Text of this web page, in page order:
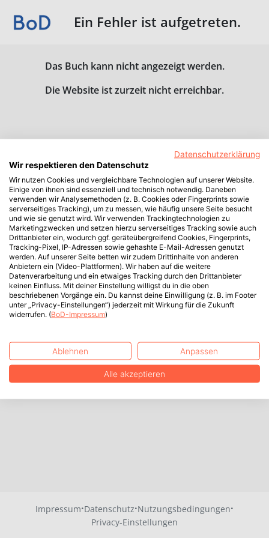
Ein Fehler ist aufgetreten.
Das Buch kann nicht angezeigt werden.
Die Website ist zurzeit nicht erreichbar.
Impressum·Datenschutz·Nutzungsbedingungen·
Privacy-Einstellungen
Datenschutzerklärung
Wir respektieren den Datenschutz
Wir nutzen Cookies und vergleichbare Technologien auf unserer Website.
Einige von ihnen sind essenziell und technisch notwendig. Daneben
verwenden wir Analysemethoden (z. B. Cookies oder Fingerprints sowie
serverseitiges Tracking), um zu messen, wie häufig unsere Seite besucht
und wie sie genutzt wird. Wir verwenden Trackingtechnologien zu
Marketingzwecken und setzen hierzu serverseitiges Tracking sowie auch
Drittanbieter ein, wodurch ggf. geräteübergreifend Cookies, Fingerprints,
Tracking-Pixel, IP-Adressen sowie gehashte E-Mail-Adressen genutzt
werden. Auf unserer Seite betten wir zudem Drittinhalte von anderen
Anbietern ein (Video-Plattformen). Wir haben auf die weitere
Datenverarbeitung und ein etwaiges Tracking durch den Drittanbieter
keinen Einfluss. Mit deiner Einstellung willigst du in die oben
beschriebenen Vorgänge ein. Du kannst deine Einwilligung (z. B. im Footer
unter „Privacy-Einstellungen“) jederzeit mit Wirkung für die Zukunft
widerrufen. (BoD-Impressum)
Ablehnen Anpassen
Alle akzeptieren